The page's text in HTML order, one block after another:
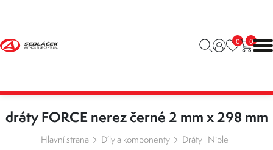
0 0
dráty FORCE nerez černé 2 mm x 298 mm
Hlavní strana Díly a komponenty
Dráty | Niple